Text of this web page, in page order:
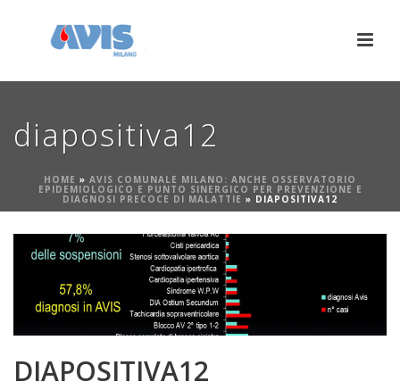
diapositiva12
HOME » AVIS COMUNALE MILANO: ANCHE OSSERVATORIO
EPIDEMIOLOGICO E PUNTO SINERGICO PER PREVENZIONE E
DIAGNOSI PRECOCE DI MALATTIE » DIAPOSITIVA12
DIAPOSITIVA12